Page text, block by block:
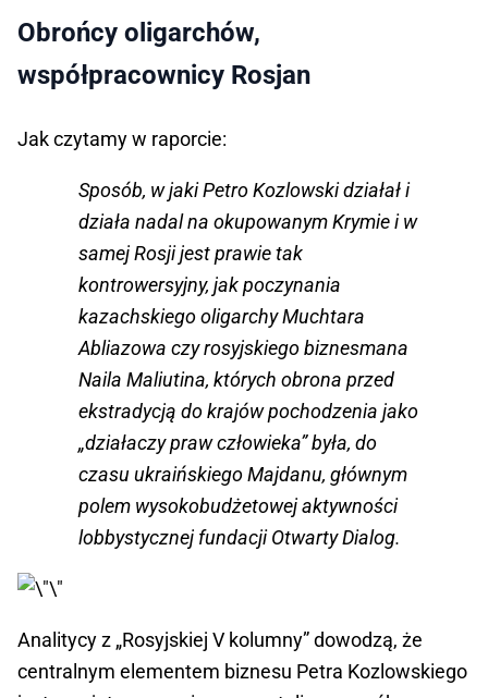
Obrońcy oligarchów,
współpracownicy Rosjan
Jak czytamy w raporcie:
Sposób, w jaki Petro Kozlowski działał i
działa nadal na okupowanym Krymie i w
samej Rosji jest prawie tak
kontrowersyjny, jak poczynania
kazachskiego oligarchy Muchtara
Abliazowa czy rosyjskiego biznesmana
Naila Maliutina, których obrona przed
ekstradycją do krajów pochodzenia jako
„działaczy praw człowieka” była, do
czasu ukraińskiego Majdanu, głównym
polem wysokobudżetowej aktywności
lobbystycznej fundacji Otwarty Dialog.
Analitycy z „Rosyjskiej V kolumny” dowodzą, że
centralnym elementem biznesu Petra Kozlowskiego